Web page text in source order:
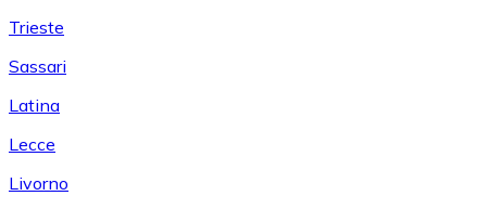
Trieste
Sassari
Latina
Lecce
Livorno